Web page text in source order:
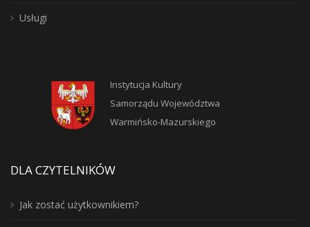
Usługi
Instytucja Kultury
Samorządu Województwa
Warmińsko-Mazurskiego
DLA CZYTELNIKÓW
Jak zostać użytkownikiem?